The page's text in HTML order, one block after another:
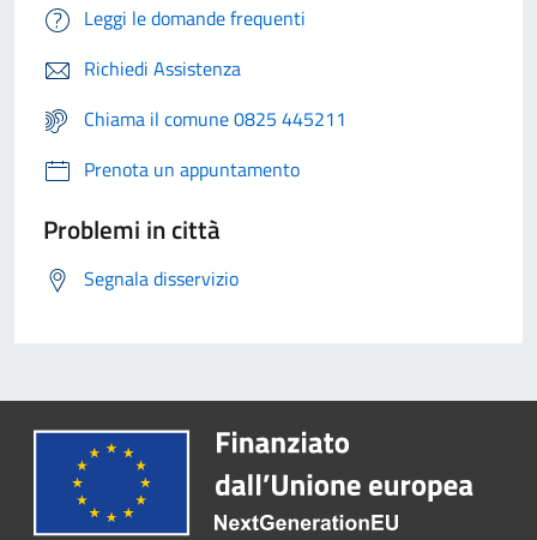
Leggi le domande frequenti
Richiedi Assistenza
Chiama il comune 0825 445211
Prenota un appuntamento
Problemi in città
Segnala disservizio